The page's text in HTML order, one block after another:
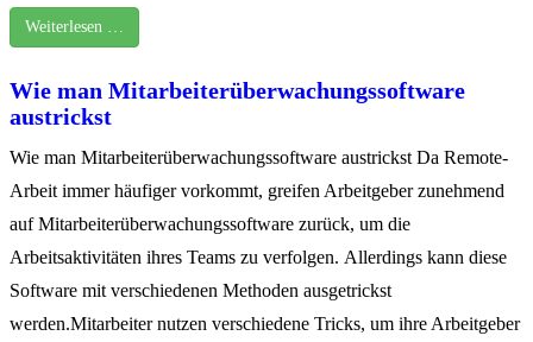
Weiterlesen …
Wie man Mitarbeiterüberwachungssoftware
austrickst
Wie man Mitarbeiterüberwachungssoftware austrickst Da Remote-
Arbeit immer häufiger vorkommt, greifen Arbeitgeber zunehmend
auf Mitarbeiterüberwachungssoftware zurück, um die
Arbeitsaktivitäten ihres Teams zu verfolgen. Allerdings kann diese
Software mit verschiedenen Methoden ausgetrickst
werden.Mitarbeiter nutzen verschiedene Tricks, um ihre Arbeitgeber